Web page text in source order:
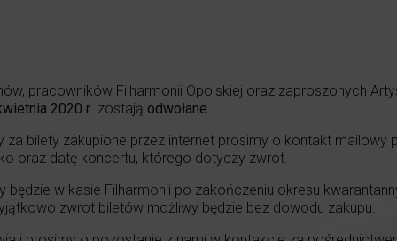
pracowników Filharmonii Opolskiej oraz zaproszonych
2020 r . zostają odwołane
za bilety zakupione przez internet prosimy o kontakt mailowy
oraz datę koncertu, którego dotyczy zwrot.
będzie w kasie Filharmonii po zakończeniu okresu
zwrot biletów możliwy będzie bez dowodu zakupu.